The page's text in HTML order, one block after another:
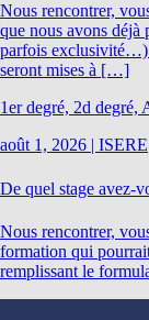
Nous rencontrer,
que nous avons
parfois exclusivité…)
seront mises à […]
1er degré, 2d degré,
août 1, 2026
ISERE
De quel stage avez-
Nous rencontrer,
formation qui
remplissant le